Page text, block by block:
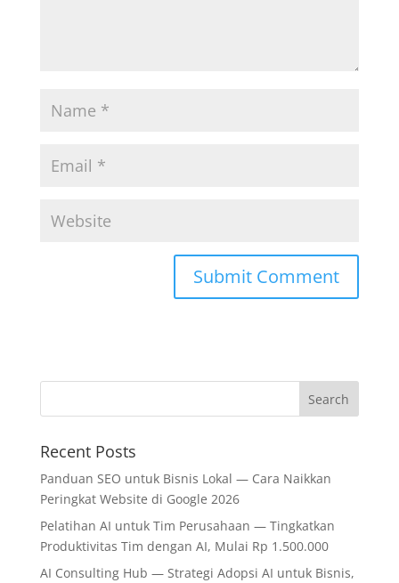
Recent Posts
Panduan SEO untuk Bisnis Lokal — Cara Naikkan
Peringkat Website di Google 2026
Pelatihan AI untuk Tim Perusahaan — Tingkatkan
Produktivitas Tim dengan AI, Mulai Rp 1.500.000
AI Consulting Hub — Strategi Adopsi AI untuk Bisnis,